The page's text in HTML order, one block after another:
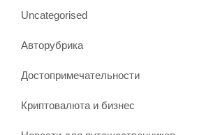
Uncategorised
Авторубрика
Достопримечательности
Криптовалюта и бизнес